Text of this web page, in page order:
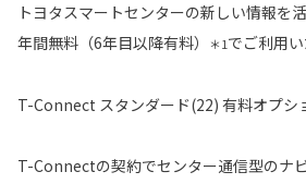
トヨタスマートセンターの新しい情報を
年間無料（6年目以降有料）
＊1でご利用い
T-Connect スタンダード(22) 有料オプシ
T-Connectの契約でセンター通信型のナ